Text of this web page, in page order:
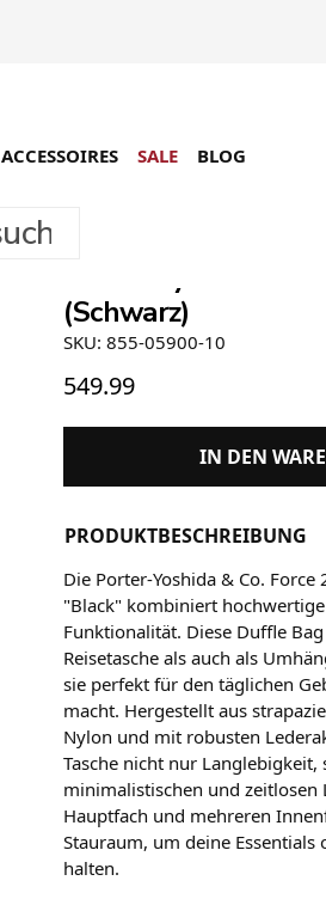
ACCESSOIRES SALE BLOG
Porter by Yoshida
(Schwarz)
SKU: 855-05900-10
549.99
IN DEN
PRODUKTBESCHREIBUNG
Die Porter-Yoshida & Co.
"Black" kombiniert
Funktionalität. Diese Duffle
Reisetasche als auch als
sie perfekt für den täglichen
macht. Hergestellt aus
Nylon und mit robusten
Tasche nicht nur Langlebigkeit,
minimalistischen und
Hauptfach und mehreren
Stauraum, um deine
halten.